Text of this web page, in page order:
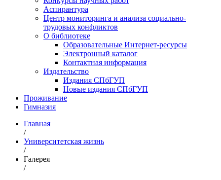
Аспирантура
Центр мониторинга и анализа социально-
трудовых конфликтов
О библиотеке
Образовательные Интернет-ресурсы
Электронный каталог
Контактная информация
Издательство
Издания СПбГУП
Новые издания СПбГУП
Проживание
Гимназия
Главная
/
Университетская жизнь
/
Галерея
/